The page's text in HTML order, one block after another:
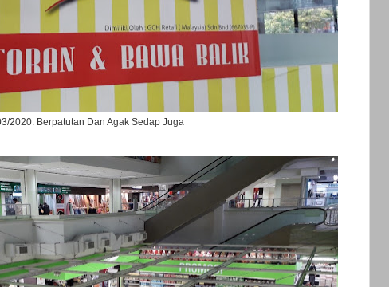
2020: Berpatutan Dan Agak Sedap Juga